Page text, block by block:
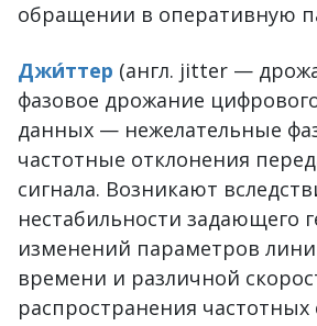
обращении в оперативную
Джи́ттер (англ. jitter —
фазовое дрожание
данных — нежелательные
частотные отклонения
сигнала. Возникают
нестабильности задающего
изменений параметров
времени и различной
распространения